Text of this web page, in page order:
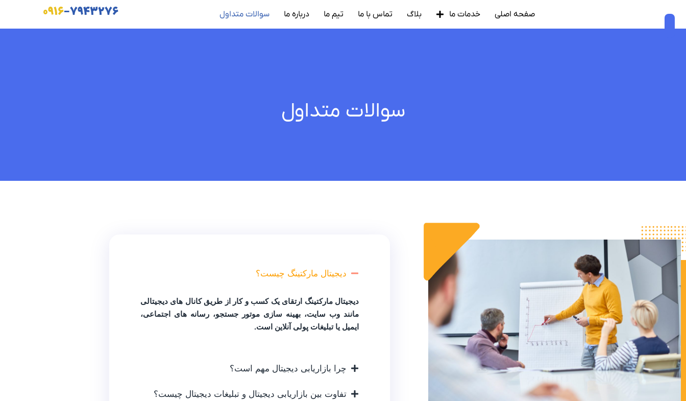
پرش
صفحه اصلی خدمات ما بلاگ تماس با ما تیم ما درباره ما سوالات متداول ۰۹۱۶-۷۹۴۳۲۷۶
سوالات متداول
دیجیتال مارکتینگ چیست؟
دیجیتال مارکتینگ ارتقای یک کسب و کار از طریق کانال های دیجیتالی
مانند وب سایت، بهینه سازی موتور جستجو، رسانه های اجتماعی،
ایمیل یا تبلیغات پولی آنلاین است.
چرا بازاریابی دیجیتال مهم است؟
تفاوت بین بازاریابی دیجیتال و تبلیغات دیجیتال چیست؟